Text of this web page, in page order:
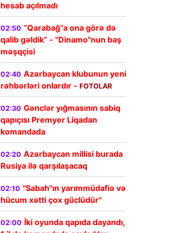
hesab açılmadı
02:50 “Qarabağ”a ona görə də
qalib gəldik” - "Dinamo"nun baş
məşqçisi
02:40 Azərbaycan klubunun yeni
rəhbərləri onlardır - FOTOLAR
02:30 Gənclər yığmasının sabiq
qapıçısı Premyer Liqadan
komandada
02:20 Azərbaycan millisi burada
Rusiya ilə qarşılaşacaq
02:10 "Sabah"ın yarımmüdafiə və
hücum xətti çox güclüdür"
02:00 İki oyunda qapıda dayandı,